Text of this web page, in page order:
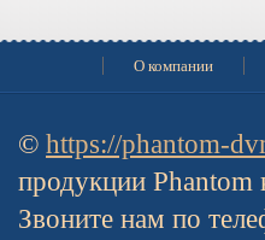
О компании
© https://phantom-
продукции Phantom
Звоните нам по